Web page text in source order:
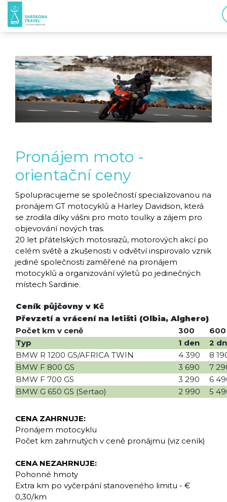
Pronájem moto -
orientační ceny
Spolupracujeme se společností specializovanou na
pronájem GT motocyklů a Harley Davidson, která
se zrodila díky vášni pro moto toulky a zájem pro
objevování nových tras.
20 let přátelských motosrazů, motorových akcí po
celém světě a zkušenosti v odvětví inspirovalo vznik
jediné společnosti zaměřené na pronájem
motocyklů a organizování výletů po jedinečných
místech Sardinie.
Ceník půjčovny v Kč
Převzetí a vrácení na letišti (Olbia, Alghero)
Počet km v ceně
300
600
Typ
1 den
2
BMW R 1200 GS/AFRICA TWIN
4 390
8
BMW F 800 GS
3 690
7
BMW F 700 GS
3 290
6
BMW G 650 GS (Sertao)
2 990 5
CENA ZAHRNUJE:
Pronájem motocyklu
Počet km zahrnutých v ceně pronájmu (viz ceník)
CENA NEZAHRNUJE:
Pohonné hmoty
Extra km po vyčerpání stanoveného limitu - €
0,30/km